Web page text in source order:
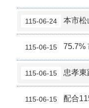
115-06-24 本市松山區「
115-06-15 75.7% 市
115-06-15 忠孝東路7
115-06-15 配合115年